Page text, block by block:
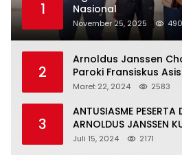
1
Nasional
November 25, 2025
2
Arnoldus Janssen
Paroki Fransiskus
Maret 22, 2024 2583
3
ANTUSIASME
ARNOLDUS JANSSEN
MENGIKUTI MPLS HARI
Juli 15, 2024 2171